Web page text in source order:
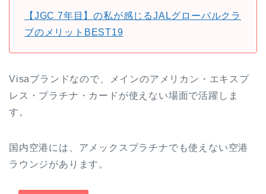
【JGC 7年目】の私が感じるJALグローバルクラ
ブのメリットBEST19
Visaブランドなので、メインのアメリカン・エキスプ
レス・プラチナ・カードが使えない場面で活躍しま
す。
国内空港には、アメックスプラチナでも使えない空港
ラウンジがあります。